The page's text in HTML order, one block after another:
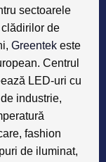
sectoarele
de
Greentek este
Centrul
LED-uri cu
industrie,
fashion
de iluminat,